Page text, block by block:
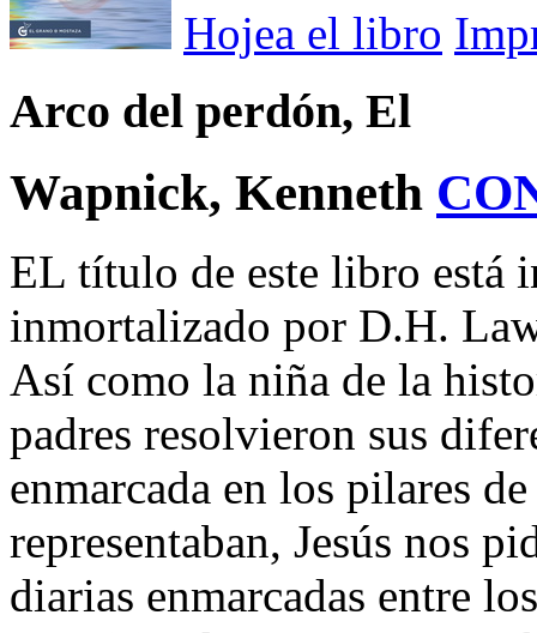
Hojea el libro
Arco del perdón, El
Wapnick, Kenneth
EL título de este libro está
inmortalizado por D.H.
Así como la niña de la
padres resolvieron sus
enmarcada en los pilares
representaban, Jesús nos
diarias enmarcadas entre